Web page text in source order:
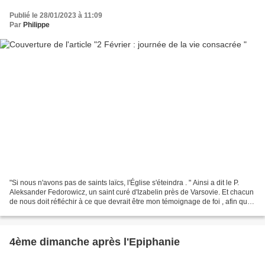
Publié le 28/01/2023 à 11:09
Par Philippe
"Si nous n'avons pas de saints laïcs, l'Église s'éteindra . " Ainsi a dit le P.
Aleksander Fedorowicz, un saint curé d'Izabelin près de Varsovie. Et chacun
de nous doit réfléchir à ce que devrait être mon témoignage de foi , afin que
4ème dimanche après l'Epiphanie